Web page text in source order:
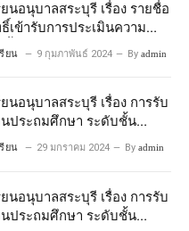
นอนุบาลสระบุรี เรื่อง รายชื่อ
เข้ารับการประเมินความ
ชั้นประถมศึกษาปีที่ 1
ยน 9 กุมภาพันธ์ 2024 By admin
าลสระบุรี เรื่อง การรับ
ประถมศึกษา ระดับชั้น
อนุบาลปีที่ 2 ประจําปีการศึกษา 2567
ยน 29 มกราคม 2024 By admin
นอนุบาลสระบุรี เรื่อง การรับ
ประถมศึกษา ระดับชั้น